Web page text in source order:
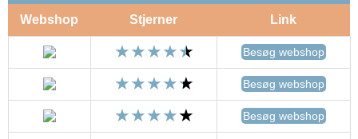
Webshop Stjerner Link
Besøg webshop
Besøg webshop
Besøg webshop